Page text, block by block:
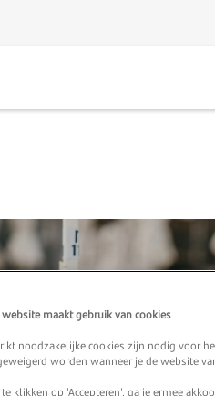
website maakt gebruik van cookies
noodzakelijke cookies zijn nodig voor
worden wanneer je de website
te klikken op 'Accepteren', ga je ermee